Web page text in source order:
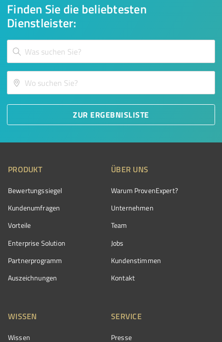
Finden Sie die beliebtesten
Dienstleister:
ZUR ERGEBNISLISTE
PRODUKT
Bewertungssiegel
Kundenumfragen
Vorteile
Enterprise Solution
Partnerprogramm
Auszeichnungen
ÜBER UNS
Warum ProvenExpert?
Unternehmen
Team
Jobs
Kundenstimmen
Kontakt
WISSEN
Wissen
SERVICE
Presse